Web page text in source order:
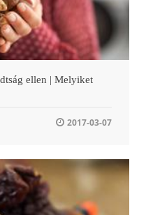
ellen | Melyiket
2017-03-07